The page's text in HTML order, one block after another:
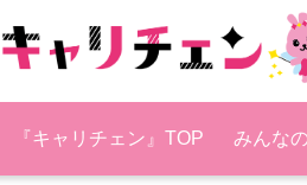
『キャリチェン』TOP みんな